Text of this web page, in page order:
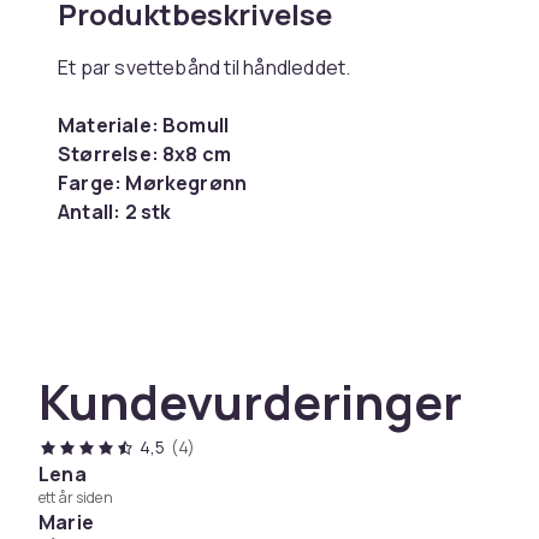
Produktbeskrivelse
Et par svettebånd til håndleddet.
Materiale: Bomull
Størrelse: 8x8 cm
Farge: Mørkegrønn
Antall: 2 stk
Produktsikkerhetsinformasjon
Kundevurderinger
4,5 (4)
Lena
ett år siden
Marie